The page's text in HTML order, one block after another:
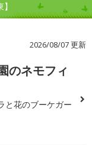
2026/08/07 更新
のネモフィ
と花のブーケガー